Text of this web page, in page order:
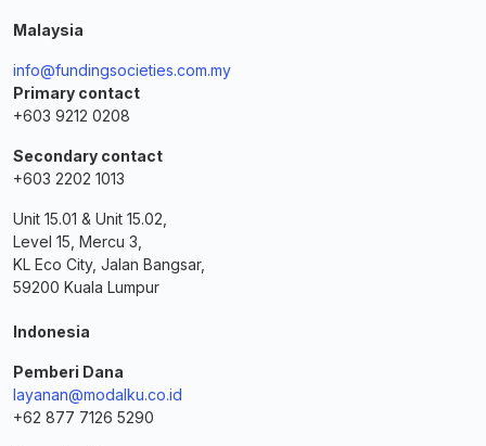
Malaysia
info@fundingsocieties.com.my
Primary contact
+603 9212 0208
Secondary contact
+603 2202 1013
Unit 15.01 & Unit 15.02,
Level 15, Mercu 3,
KL Eco City, Jalan Bangsar,
59200 Kuala Lumpur
Indonesia
Pemberi Dana
layanan@modalku.co.id
+62 877 7126 5290